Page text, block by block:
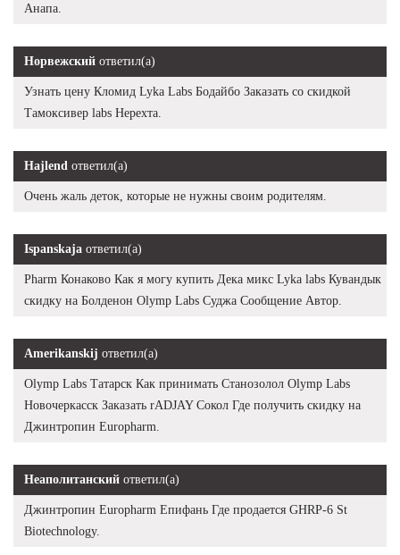
Анапа.
Норвежский ответил(а)
Узнать цену Кломид Lyka Labs Бодайбо Заказать со скидкой
Тамоксивер labs Нерехта.
Hajlend ответил(а)
Очень жаль деток, которые не нужны своим родителям.
Ispanskaja ответил(а)
Pharm Конаково Как я могу купить Дека микс Lyka labs Кувандык
скидку на Болденон Olymp Labs Суджа Сообщение Автор.
Amerikanskij ответил(а)
Olymp Labs Татарск Как принимать Станозолол Olymp Labs
Новочеркасск Заказать rADJAY Сокол Где получить скидку на
Джинтропин Europharm.
Неаполитанский ответил(а)
Джинтропин Europharm Епифань Где продается GHRP-6 St
Biotechnology.